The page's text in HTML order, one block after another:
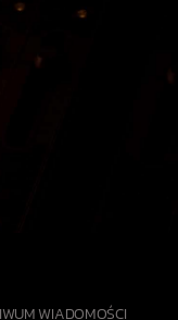
WIADOMOŚCI